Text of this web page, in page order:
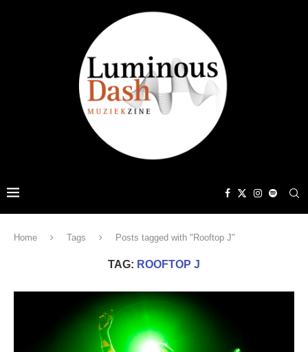
Home Tags Posts tagged with "Rooftop J"
TAG: ROOFTOP J